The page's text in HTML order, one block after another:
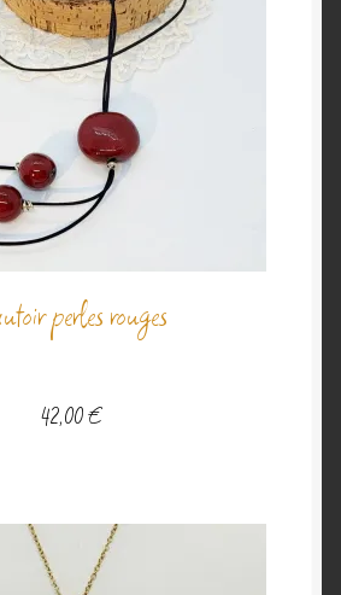
perles rouges
42,00€